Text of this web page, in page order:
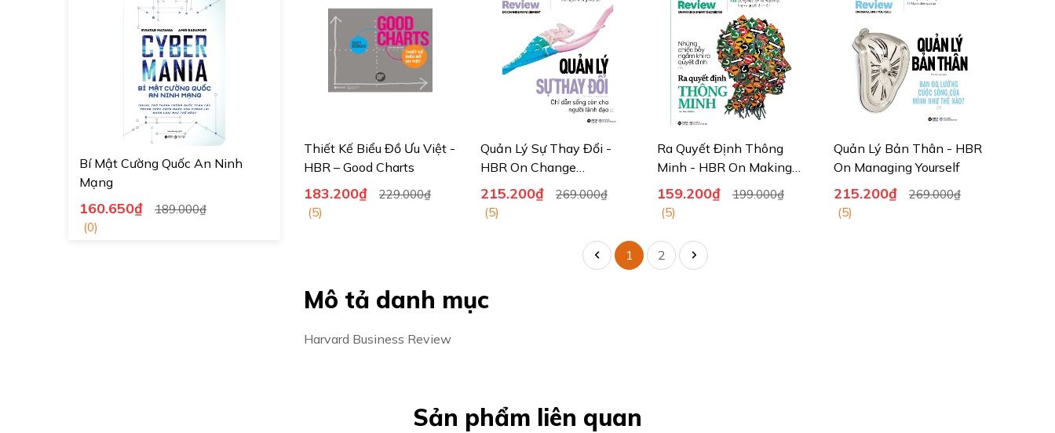
Bí Mật Cường Quốc An Ninh
Mạng
160.650₫
189.000₫
(0)
Thiết Kế Biểu Đồ Ưu Việt -
HBR – Good Charts
183.200₫
229.000₫
(5)
Quản Lý Sự Thay Đổi -
HBR On Change
Management
215.200₫
269.000₫
(5)
Ra Quyết Định Thông
Minh - HBR On Making
Smart Decisions
159.200₫
199.000₫
(5)
Quản Lý Bản Thân - HBR
On Managing Yourself
215.200₫
269.000₫
(5)
1 2
Mô tả danh mục
Harvard Business Review
Sản phẩm liên quan